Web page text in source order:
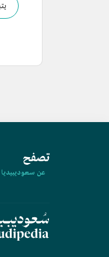
تصفح
عن سعوديبيديا